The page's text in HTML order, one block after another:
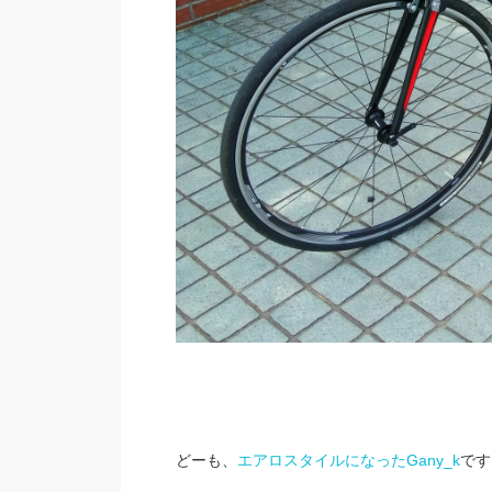
どーも、 エアロスタイルになったGany_kで